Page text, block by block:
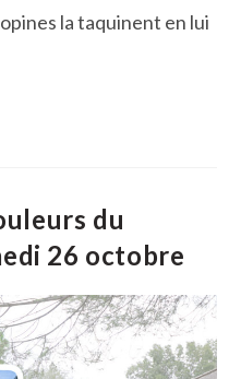
la taquinent en lui
du
26 octobre